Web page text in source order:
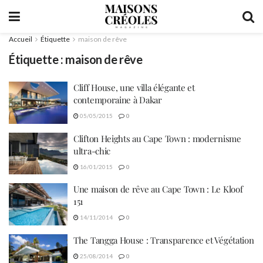
Accueil Étiquette maison de rêve
Étiquette : maison de rêve
Cliff House, une villa élégante et
contemporaine à Dakar
05/05/2015 0
Clifton Heights au Cape Town : modernisme
ultra-chic
16/01/2015 0
Une maison de rêve au Cape Town : Le Kloof
151
14/11/2014 0
The Tangga House : Transparence et Végétation
25/08/2014 0